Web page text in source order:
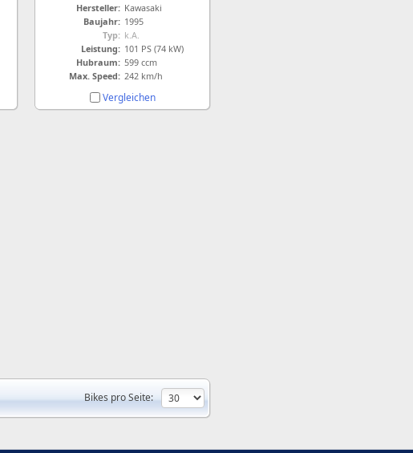
Hersteller: Kawasaki
Baujahr: 1995
Typ: k.A.
Leistung: 101 PS (74 kW)
Hubraum: 599 ccm
Max. Speed: 242 km/h
Vergleichen
Bikes pro Seite: